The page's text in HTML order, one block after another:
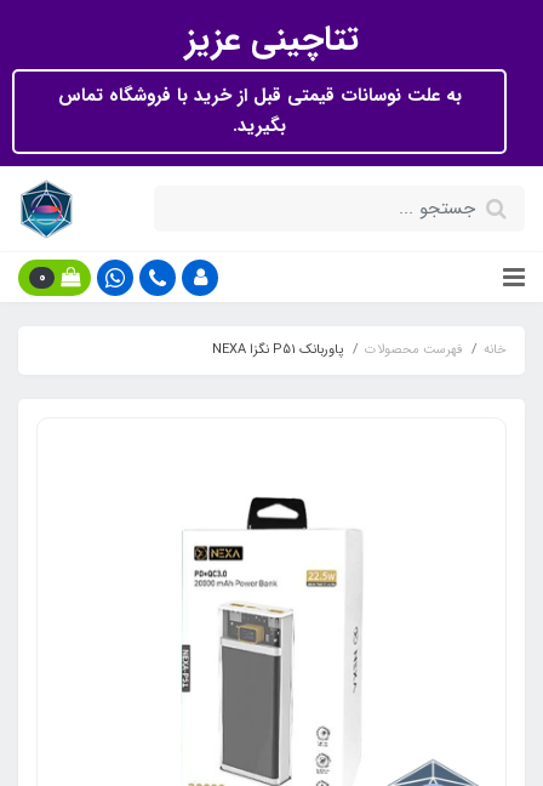
تتاچینی عزیز
به علت نوسانات قیمتی قبل از خرید با فروشگاه تماس
بگیرید.
0
خانه فهرست محصولات پاوربانک P51 نگزا NEXA